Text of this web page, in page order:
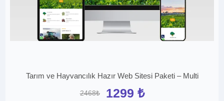
Tarım ve Hayvancılık Hazır Web Sitesi Paketi – Multi
2468₺ 1299 ₺